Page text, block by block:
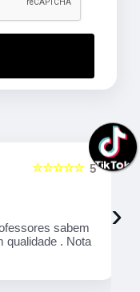
5
☆☆☆☆☆
sabem
qualidade . Nota
›